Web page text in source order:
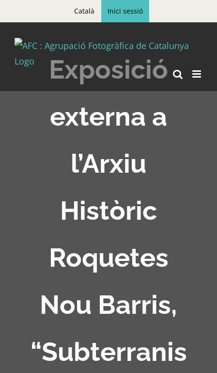
to
content
Català Inici sessió
Exposició
externa a
l’Arxiu
Històric
Roquetes
Nou Barris,
“Subterranis